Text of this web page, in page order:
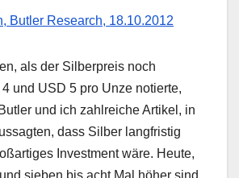
Butler Research, 18.10.2012
als der Silberpreis noch
und USD 5 pro Unze notierte,
und ich zahlreiche Artikel, in
dass Silber langfristig
Investment wäre. Heute,